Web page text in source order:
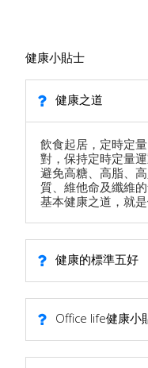
健康小貼士
健康之道
飲食起居，定時定
對，保持定時定量
避免高糖、高脂、
質、維他命及纖維
基本健康之道，就是
健康的標準五好
Office life健康小